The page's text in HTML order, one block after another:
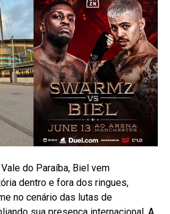
do Paraíba, Biel vem
dentro e fora dos ringues,
no cenário das lutas de